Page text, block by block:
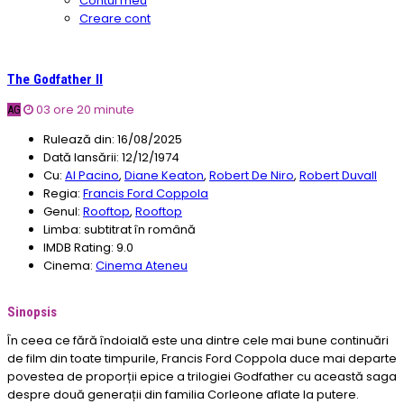
Creare cont
The Godfather II
AG
03 ore 20 minute
Rulează din: 16/08/2025
Dată lansării: 12/12/1974
Cu: Al Pacino, Diane Keaton, Robert De Niro, Robert Duvall
Regia: Francis Ford Coppola
Genul: Rooftop, Rooftop
Limba: subtitrat în română
IMDB Rating: 9.0
Cinema: Cinema Ateneu
Sinopsis
În ceea ce fără îndoială este una dintre cele mai bune continuări
de film din toate timpurile, Francis Ford Coppola duce mai departe
povestea de proporții epice a trilogiei Godfather cu această saga
despre două generații din familia Corleone aflate la putere.